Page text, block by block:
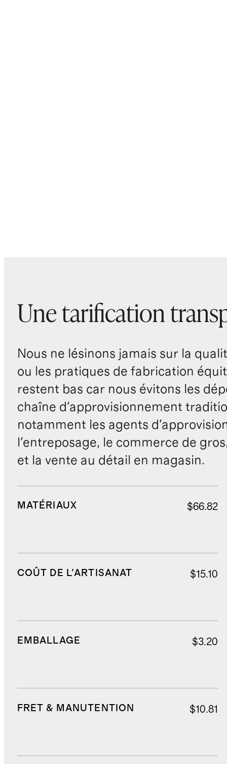
Une tarification
Nous ne lésinons jamais sur la
ou les pratiques de fabrication
restent bas car nous évitons les
chaîne d'approvisionnement
notamment les agents
l'entreposage, le commerce de
et la vente au détail en magasin.
MATÉRIAUX $66.82
COÛT DE L'ARTISANAT $15.10
EMBALLAGE $3.20
FRET & MANUTENTION $10.81